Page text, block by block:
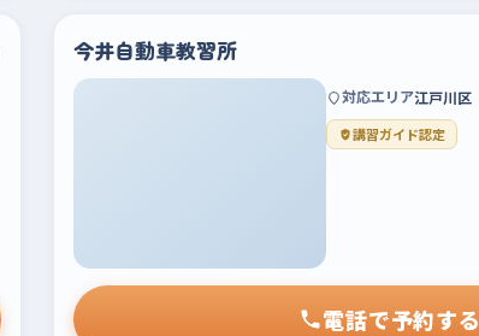
今井自動車教習所
対応エリア江戸川区
講習ガイド認定
電話で予約する